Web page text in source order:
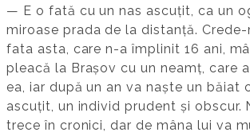
— E o fată cu un nas ascuțit, ca un
miroase prada de la distanță. Crede-
fata asta, care n-a împlinit 16 ani,
pleacă la Brașov cu un neamț, care
ea, iar după un an va naște un băiat
ascuțit, un individ prudent și obscur.
trece în cronici, dar de mâna lui va